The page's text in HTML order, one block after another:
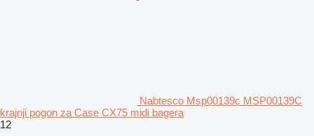
Nabtesco Msp00139c MSP00139C
krajnji pogon za Case CX75 midi bagera
12